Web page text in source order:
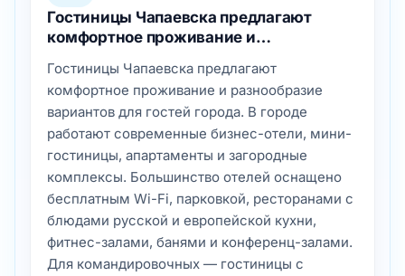
Гостиницы Чапаевска предлагают
комфортное проживание и…
Гостиницы Чапаевска предлагают
комфортное проживание и разнообразие
вариантов для гостей города. В городе
работают современные бизнес-отели, мини-
гостиницы, апартаменты и загородные
комплексы. Большинство отелей оснащено
бесплатным Wi-Fi, парковкой, ресторанами с
блюдами русской и европейской кухни,
фитнес-залами, банями и конференц-залами.
Для командировочных — гостиницы с